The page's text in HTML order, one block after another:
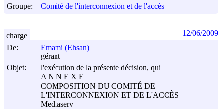
Groupe:
Comité de l'interconnexion et de l'accès
De:
Emami (Ehsan)
gérant
Objet:
l'exécution de la présente décision, qui
A N N E X E
COMPOSITION DU COMITÉ DE
L'INTERCONNEXION ET DE L'ACCÈS
Mediaserv
charge 12/06/2009